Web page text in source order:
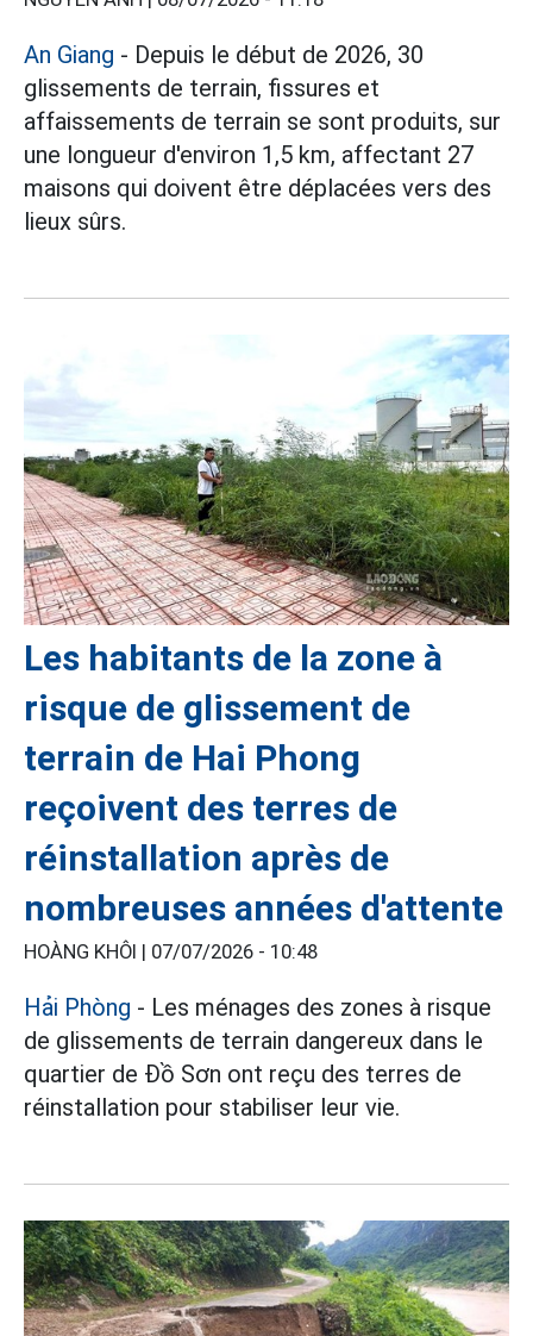
An Giang - Depuis le début de 2026, 30
glissements de terrain, fissures et
affaissements de terrain se sont produits, sur
une longueur d'environ 1,5 km, affectant 27
maisons qui doivent être déplacées vers des
lieux sûrs.
Les habitants de la zone à
risque de glissement de
terrain de Hai Phong
reçoivent des terres de
réinstallation après de
nombreuses années d'attente
HOÀNG KHÔI | 07/07/2026 - 10:48
Hải Phòng - Les ménages des zones à risque
de glissements de terrain dangereux dans le
quartier de Đồ Sơn ont reçu des terres de
réinstallation pour stabiliser leur vie.